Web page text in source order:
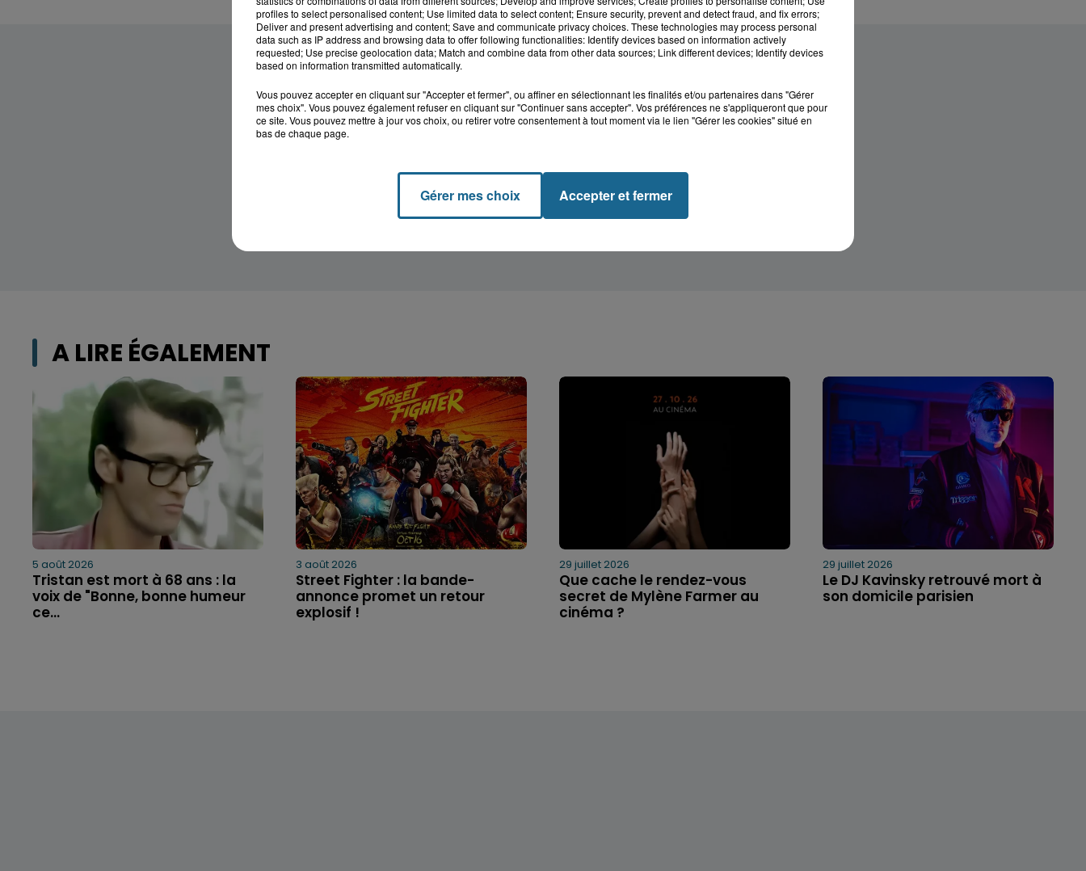
A LIRE ÉGALEMENT
5 août 2026
Tristan est mort à 68 ans : la
voix de "Bonne, bonne humeur
ce...
3 août 2026
Street Fighter : la bande-
annonce promet un retour
explosif !
29 juillet 2026
Que cache le rendez-vous
secret de Mylène Farmer au
cinéma ?
29 juillet 2026
Le DJ Kavinsky retrouvé mort à
son domicile parisien
profiles to select personalised content; Use limited data to select content; Ensure security, prevent and detect fraud, and fix errors;
Deliver and present advertising and content; Save and communicate privacy choices. These technologies may process personal
data such as IP address and browsing data to offer following functionalities: Identify devices based on information actively
requested; Use precise geolocation data; Match and combine data from other data sources; Link different devices; Identify devices
based on information transmitted automatically.
Vous pouvez accepter en cliquant sur "Accepter et fermer", ou affiner en sélectionnant les finalités et/ou partenaires dans "Gérer
mes choix". Vous pouvez également refuser en cliquant sur "Continuer sans accepter". Vos préférences ne s'appliqueront que pour
ce site. Vous pouvez mettre à jour vos choix, ou retirer votre consentement à tout moment via le lien "Gérer les cookies" situé en
bas de chaque page.
Gérer mes choix Accepter et fermer